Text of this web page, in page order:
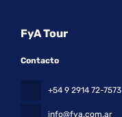
FyA Tour
Contacto
+54 9 2914 72-7573
info@fya.com.ar